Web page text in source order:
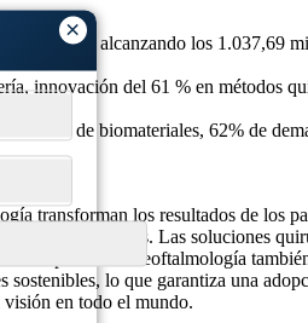
×
en 2027, alcanzando los 1.037,69
innovación del 61 % en métodos
de biomateriales, 62% de
transforman los resultados de los
y eficaces. Las soluciones
adopción de teleoftalmología
lo que garantiza una
visión en todo el mundo.